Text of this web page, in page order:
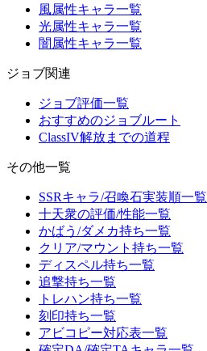
風属性キャラ一覧
光属性キャラ一覧
闇属性キャラ一覧
ジョブ関連
ジョブ評価一覧
おすすめのジョブルート
ClassIV解放までの道程
その他一覧
SSRキャラ/召喚石実装順一覧
十天衆の評価/性能一覧
かばう/ダメカ持ち一覧
クリア/マウント持ち一覧
ディスペル持ち一覧
追撃持ち一覧
トレハン持ち一覧
刻印持ち一覧
アビコピー対応表一覧